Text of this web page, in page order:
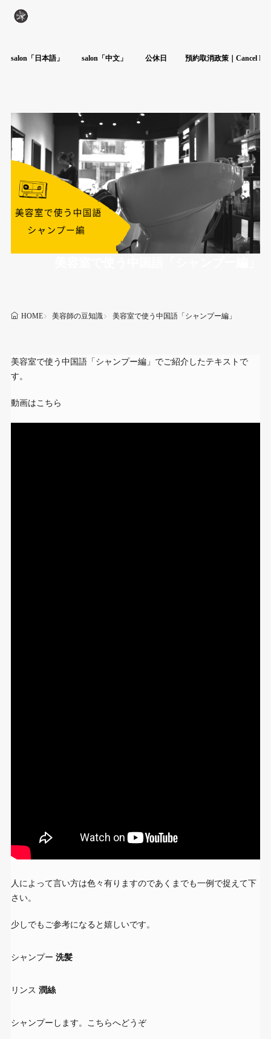
salon「日本語」 salon「中文」 公休日 預約取消政策｜Cancel
HOME 美容師の豆知識 美容室で使う中国語「シャンプー編」
美容室で使う中国語「シャンプー編」でご紹介したテキストで
す。
動画はこちら
人によって言い方は色々有りますのであくまでも一例で捉えて下
さい。
少しでもご参考になると嬉しいです。
シャンプー 洗髪
リンス 潤絲
シャンプーします。こちらへどうぞ